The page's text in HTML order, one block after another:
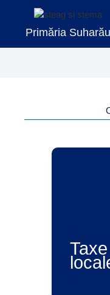
conținutPrimăria Suharău